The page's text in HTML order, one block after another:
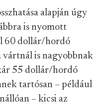
alapján úgy
is nyomott
60 dollár/hordó
is nagyobbnak
55 dollár/hordó
tartósan – például
– kicsi az